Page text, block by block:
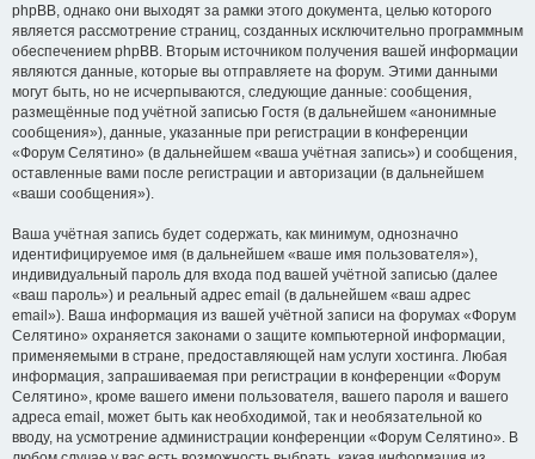
phpBB, однако они выходят за рамки этого документа, целью которого
является рассмотрение страниц, созданных исключительно программным
обеспечением phpBB. Вторым источником получения вашей информации
являются данные, которые вы отправляете на форум. Этими данными
могут быть, но не исчерпываются, следующие данные: сообщения,
размещённые под учётной записью Гостя (в дальнейшем «анонимные
сообщения»), данные, указанные при регистрации в конференции
«Форум Селятино» (в дальнейшем «ваша учётная запись») и сообщения,
оставленные вами после регистрации и авторизации (в дальнейшем
«ваши сообщения»).
Ваша учётная запись будет содержать, как минимум, однозначно
идентифицируемое имя (в дальнейшем «ваше имя пользователя»),
индивидуальный пароль для входа под вашей учётной записью (далее
«ваш пароль») и реальный адрес email (в дальнейшем «ваш адрес
email»). Ваша информация из вашей учётной записи на форумах «Форум
Селятино» охраняется законами о защите компьютерной информации,
применяемыми в стране, предоставляющей нам услуги хостинга. Любая
информация, запрашиваемая при регистрации в конференции «Форум
Селятино», кроме вашего имени пользователя, вашего пароля и вашего
адреса email, может быть как необходимой, так и необязательной ко
вводу, на усмотрение администрации конференции «Форум Селятино». В